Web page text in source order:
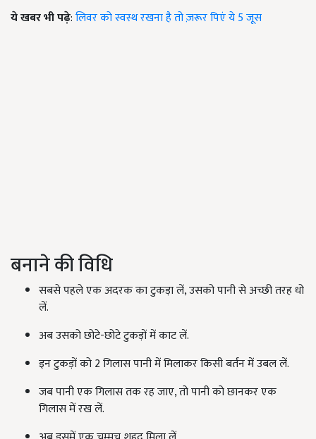
ये खबर भी पढ़े:लिवर को स्वस्थ रखना है तो ज़रूर पिएं ये 5 जूस
बनाने की विधि
सबसे पहले एक अदरक का टुकड़ा लें, उसको पानी से अच्छी तरह धो
लें.
अब उसको छोटे-छोटे टुकड़ों में काट लें.
इन टुकड़ों को 2 गिलास पानी में मिलाकर किसी बर्तन में उबल लें.
जब पानी एक गिलास तक रह जाए, तो पानी को छानकर एक
गिलास में रख लें.